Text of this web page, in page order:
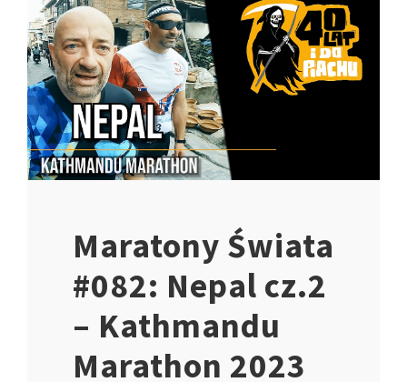
Maratony Świata
#082: Nepal cz.2
– Kathmandu
Marathon 2023